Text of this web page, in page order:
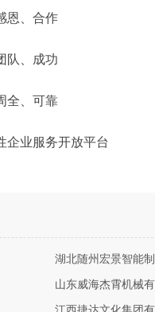
恩、合作
队、成功
全、可靠
企业服务开放平台
湖北随州宏景智能
山东威海杰霄机械